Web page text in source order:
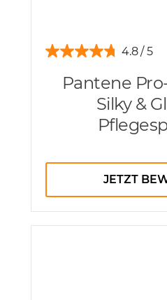
4.8
Pantene
Silky &
JETZT